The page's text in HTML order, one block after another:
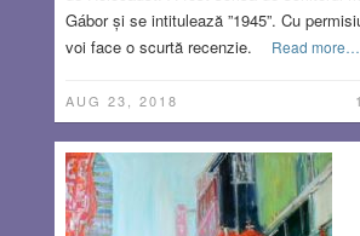
Gábor și se intitulează ”1945”. Cu
voi face o scurtă recenzie.
Read more…
AUG 23, 2018